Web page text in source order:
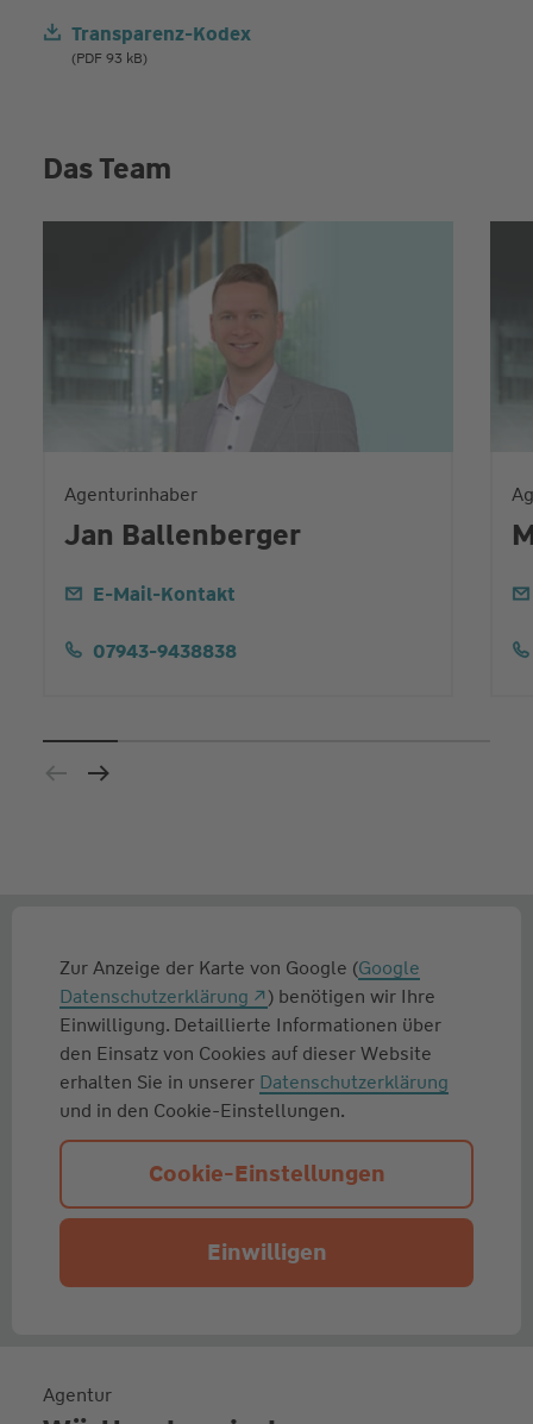
Transparenz-Kodex
(PDF 93 kB)
Das Team
Agenturinhaber
Jan Ballenberger
E-Mail-Kontakt
07943-9438838
Zur Anzeige der Karte von Google (Google
Datenschutzerklärung
) benötigen wir Ihre
Einwilligung. Detaillierte Informationen über
den Einsatz von Cookies auf dieser Website
erhalten Sie in unserer Datenschutzerklärung
und in den Cookie-Einstellungen.
Cookie-Einstellungen
Einwilligen
Agentur